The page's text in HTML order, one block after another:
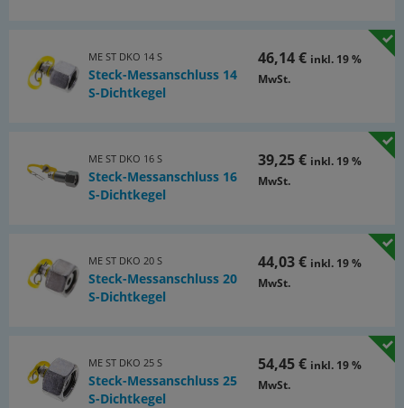
ME ST DKO 14 S
Steck-Messanschluss 14
S-Dichtkegel
46,14 € inkl. 19 %
MwSt.
ME ST DKO 16 S
Steck-Messanschluss 16
S-Dichtkegel
39,25 € inkl. 19 %
MwSt.
ME ST DKO 20 S
Steck-Messanschluss 20
S-Dichtkegel
44,03 € inkl. 19 %
MwSt.
ME ST DKO 25 S
Steck-Messanschluss 25
S-Dichtkegel
54,45 € inkl. 19 %
MwSt.